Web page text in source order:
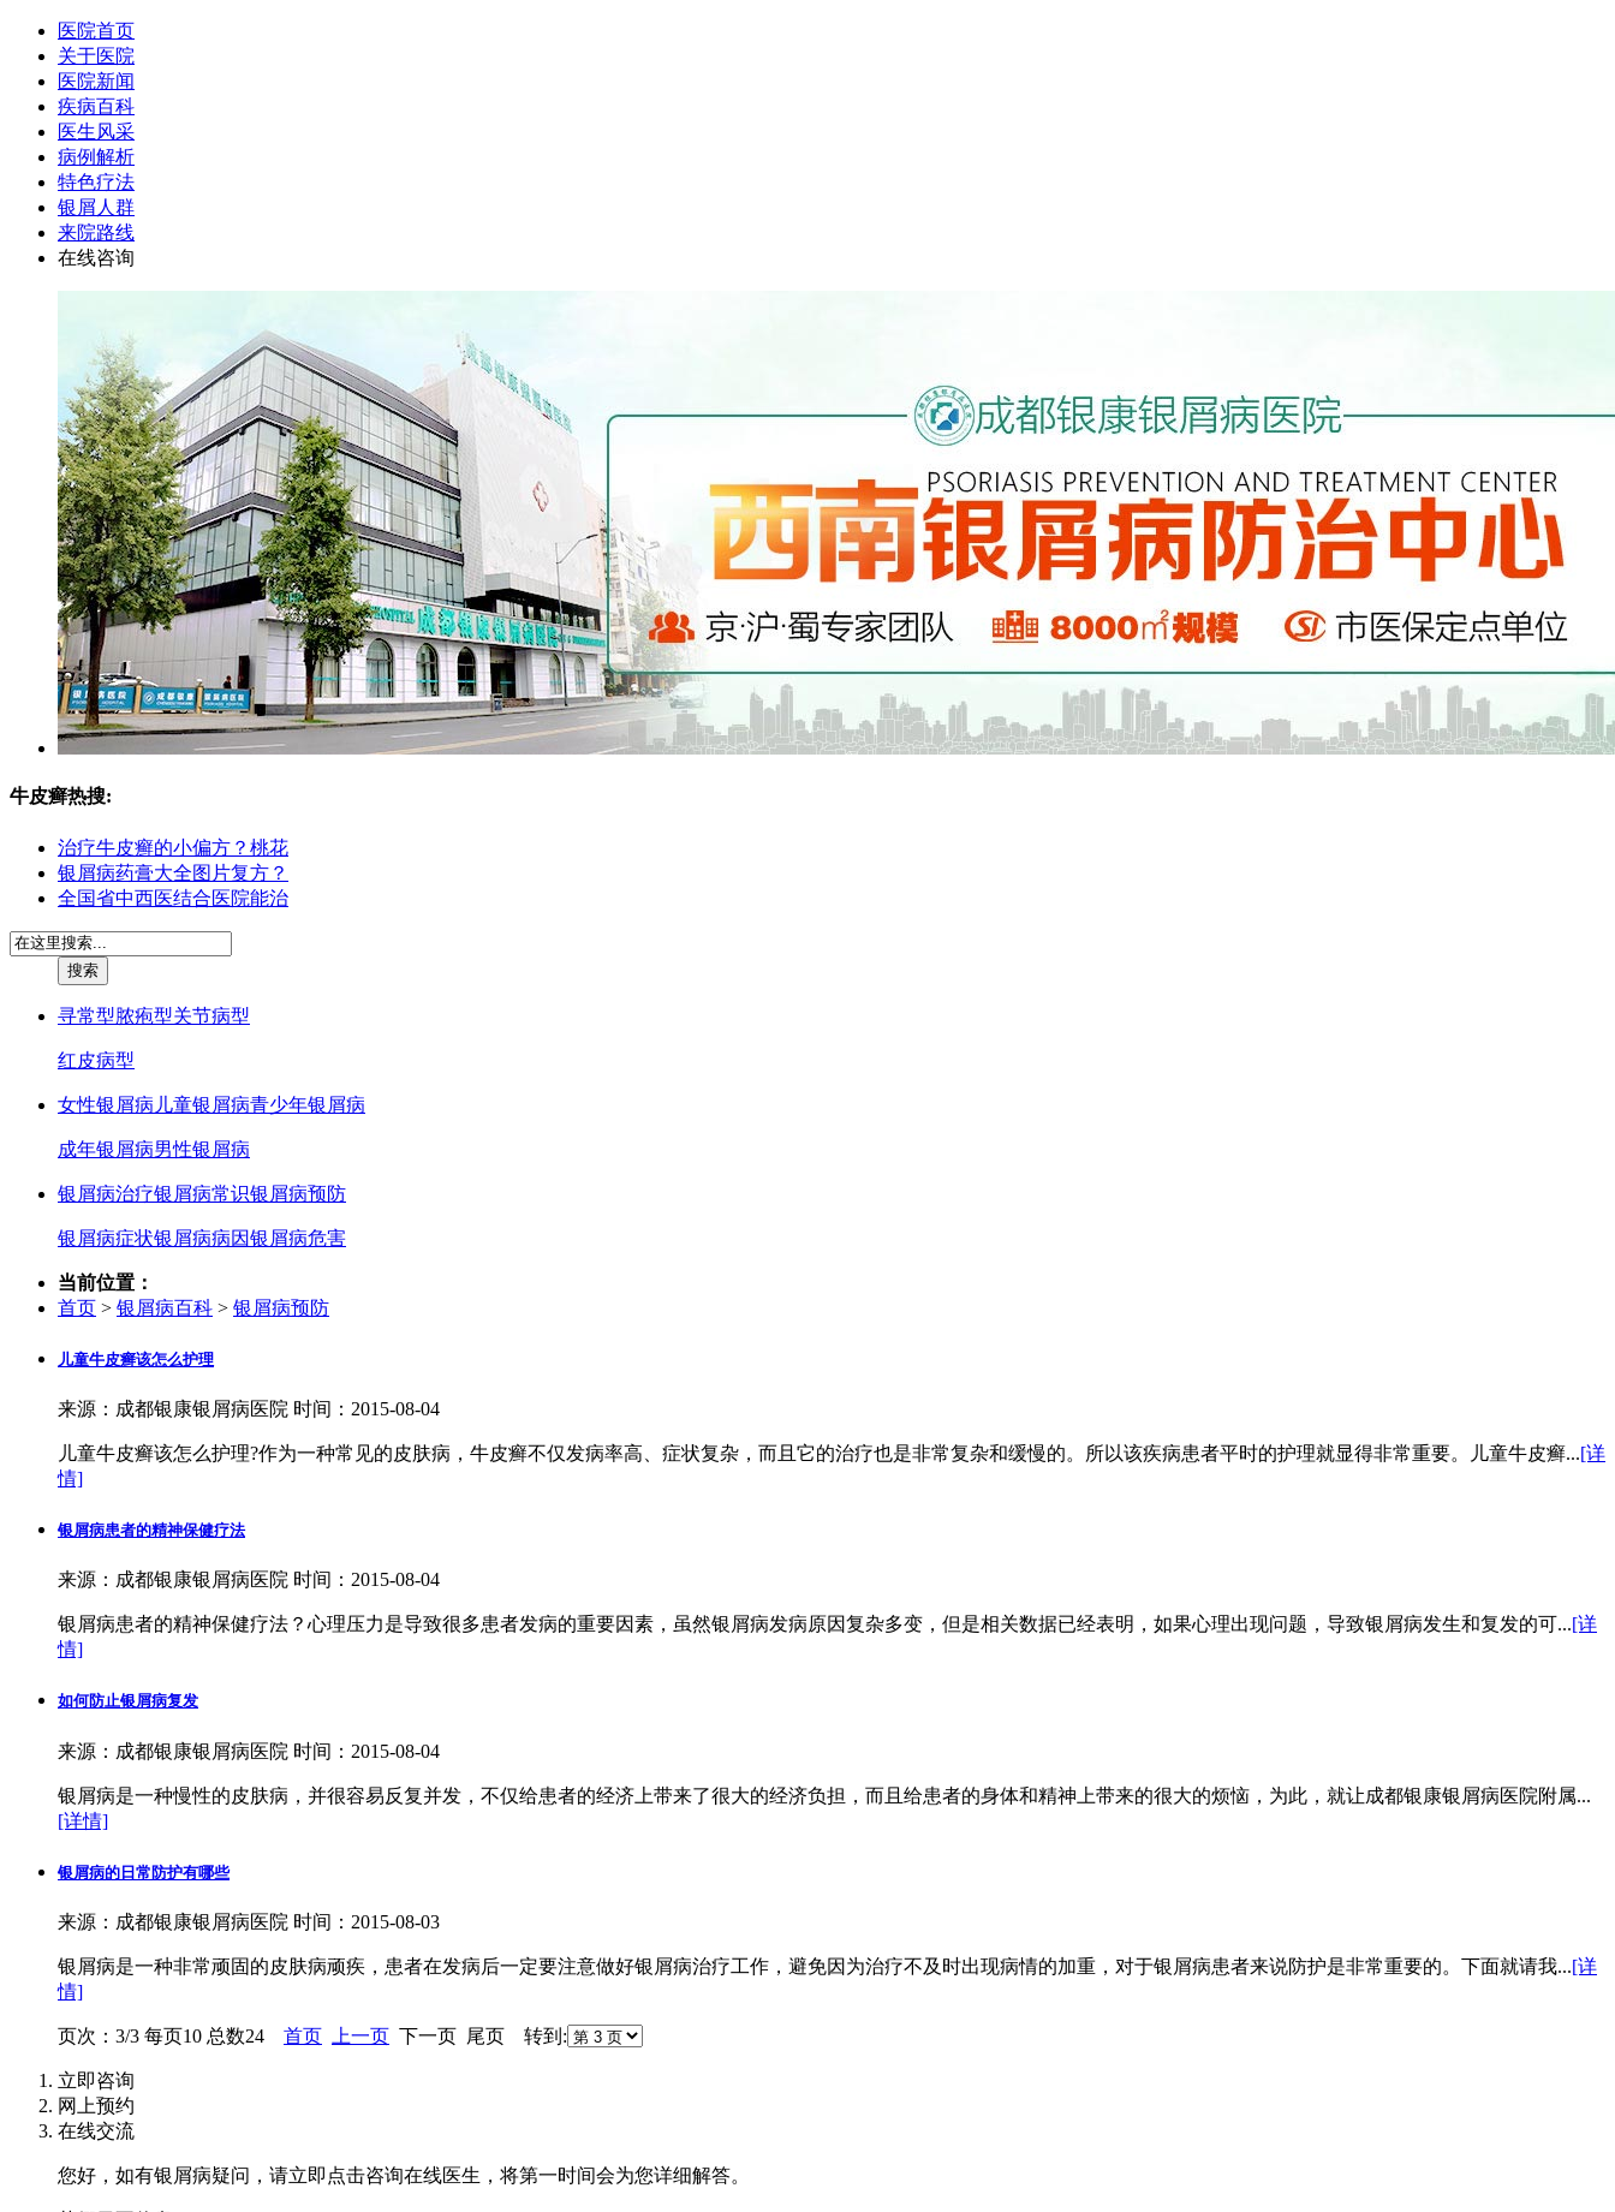
医院首页
关于医院
医院新闻
疾病百科
医生风采
病例解析
特色疗法
银屑人群
来院路线
在线咨询
牛皮癣热搜:
治疗牛皮癣的小偏方？桃花
银屑病药膏大全图片复方？
全国省中西医结合医院能治
寻常型脓疱型关节病型
红皮病型
女性银屑病 儿童银屑病青少年银屑病
成年银屑病男性银屑病
银屑病治疗银屑病常识银屑病预防
银屑病症状银屑病病因银屑病危害
当前位置：
首页 > 银屑病百科 > 银屑病预防
儿童牛皮癣该怎么护理
来源：成都银康银屑病医院 时间：2015-08-04
儿童牛皮癣该怎么护理?作为一种常见的皮肤病，牛皮癣不仅发病率高、症状复杂，而且它的治疗也是非常复杂和缓慢的。所以该疾病患者平时的护理就显得非常重要。儿童牛皮癣...[详
情]
银屑病患者的精神保健疗法
来源：成都银康银屑病医院 时间：2015-08-04
银屑病患者的精神保健疗法？心理压力是导致很多患者发病的重要因素，虽然银屑病发病原因复杂多变，但是相关数据已经表明，如果心理出现问题，导致银屑病发生和复发的可...[详
情]
如何防止银屑病复发
来源：成都银康银屑病医院 时间：2015-08-04
银屑病是一种慢性的皮肤病，并很容易反复并发，不仅给患者的经济上带来了很大的经济负担，而且给患者的身体和精神上带来的很大的烦恼，为此，就让成都银康银屑病医院附属...
[详情]
银屑病的日常防护有哪些
来源：成都银康银屑病医院 时间：2015-08-03
银屑病是一种非常顽固的皮肤病顽疾，患者在发病后一定要注意做好银屑病治疗工作，避免因为治疗不及时出现病情的加重，对于银屑病患者来说防护是非常重要的。下面就请我...[详
情]
页次：3/3 每页10 总数24 首页 上一页 下一页 尾页 转到:
立即咨询
网上预约
在线交流
您好，如有银屑病疑问，请立即点击咨询在线医生，将第一时间会为您详细解答。